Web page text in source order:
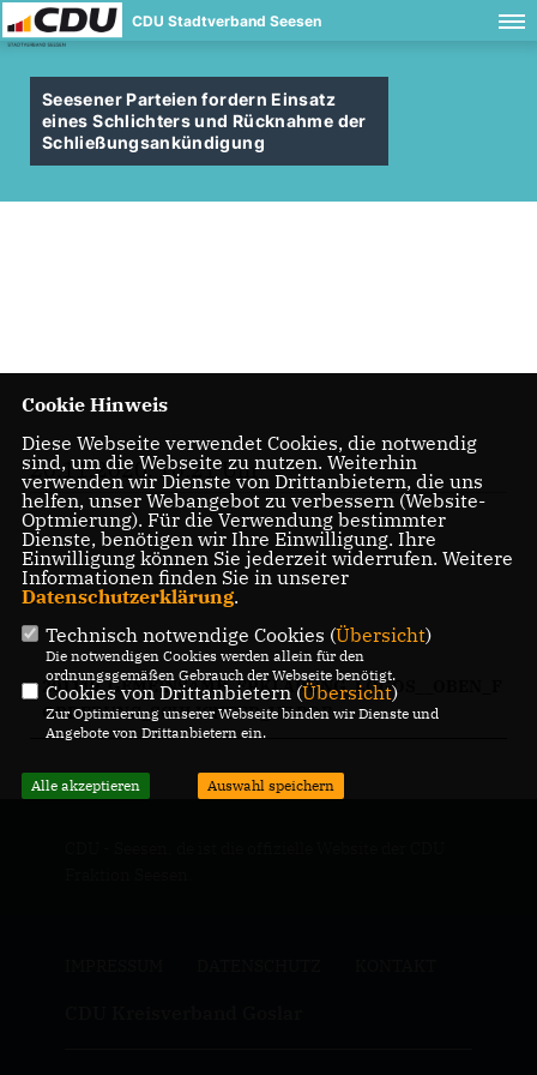
CDU Stadtverband Seesen
Seesener Parteien fordern Einsatz
eines Schlichters und Rücknahme der
Schließungsankündigung
20.11.2020, 16:21 Uhr
Informationen
201119_GEMEINSAME_ERKLARUNG_LOGOS__OBEN_F
ORDERUNG_SCHLICHTER_UF.PDF
Cookie Hinweis
Diese Webseite verwendet Cookies, die notwendig
sind, um die Webseite zu nutzen. Weiterhin
verwenden wir Dienste von Drittanbietern, die uns
helfen, unser Webangebot zu verbessern (Website-
Optmierung). Für die Verwendung bestimmter
Dienste, benötigen wir Ihre Einwilligung. Ihre
Einwilligung können Sie jederzeit widerrufen. Weitere
Informationen finden Sie in unserer
Datenschutzerklärung.
Technisch notwendige Cookies (Übersicht)
Die notwendigen Cookies werden allein für den
ordnungsgemäßen Gebrauch der Webseite benötigt.
Cookies von Drittanbietern (Übersicht)
Zur Optimierung unserer Webseite binden wir Dienste und
Angebote von Drittanbietern ein.
Alle akzeptieren Auswahl speichern